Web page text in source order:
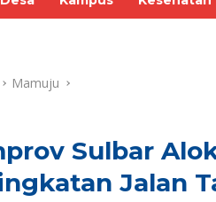
Mamuju
Sulbar
Jalan